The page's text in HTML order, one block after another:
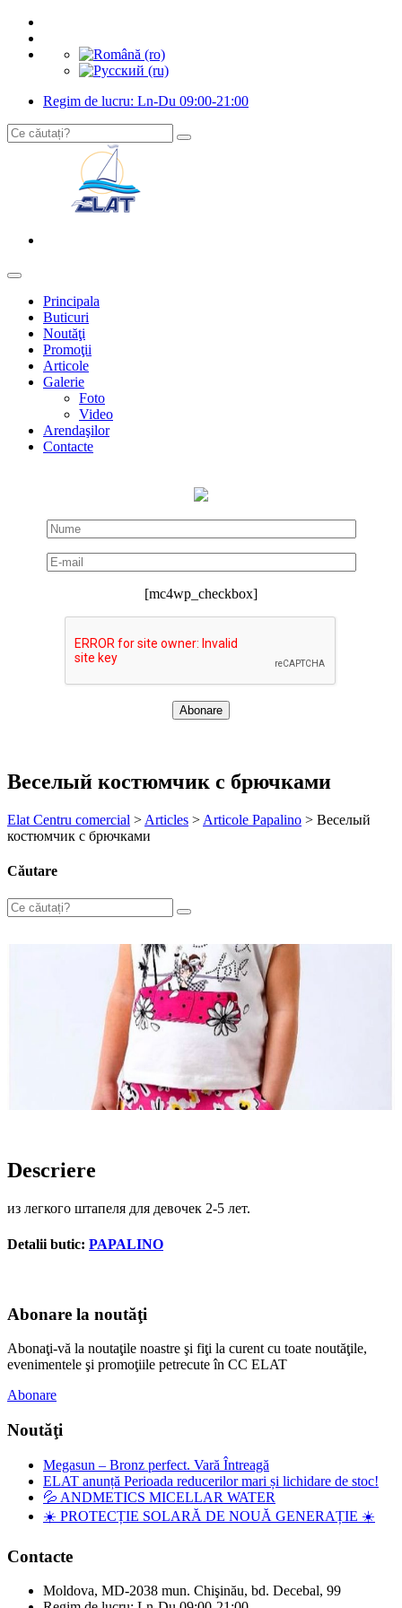
Regim de lucru: Ln-Du 09:00-21:00
Principala
Buticuri
Noutăţi
Promoţii
Articole
Galerie
Foto
Video
Arendaşilor
Contacte
[mc4wp_checkbox]
Веселый костюмчик с брючками
Elat Centru comercial > Articles > Articole Papalino > Веселый
костюмчик с брючками
Căutare
Descriere
из легкого штапеля для девочек 2-5 лет.
Detalii butic: PAPALINO
Abonare la noutăţi
Abonaţi-vă la noutaţile noastre şi fiţi la curent cu toate noutăţile,
evenimentele şi promoţiile petrecute în CC ELAT
Abonare
Noutăţi
Megasun – Bronz perfect. Vară Întreagă
ELAT anunță Perioada reducerilor mari și lichidare de stoc!
💦 ANDMETICS MICELLAR WATER
☀️ PROTECȚIE SOLARĂ DE NOUĂ GENERAȚIE ☀️
Contacte
Moldova, MD-2038 mun. Chişinău, bd. Decebal, 99